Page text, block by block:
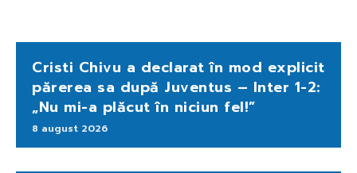
Cristi Chivu a declarat în mod explicit
părerea sa după Juventus – Inter 1-2:
„Nu mi-a plăcut în niciun fel!”
8 august 2026